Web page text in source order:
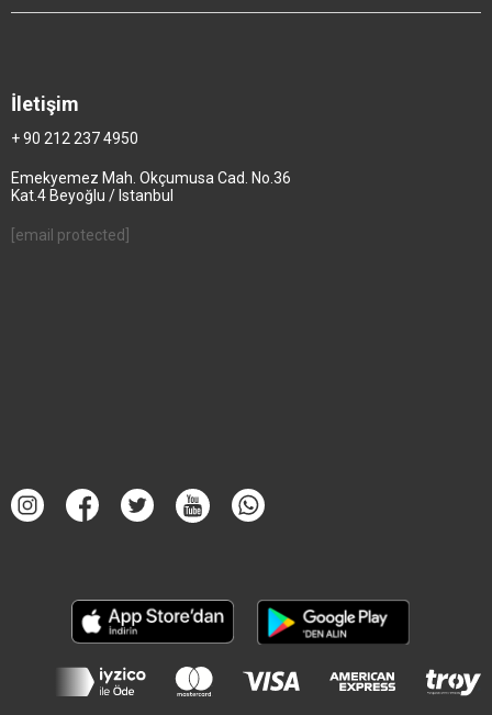
İletişim
+ 90 212 237 4950
Emekyemez Mah. Okçumusa Cad. No.36
Kat.4 Beyoğlu / Istanbul
[email protected]